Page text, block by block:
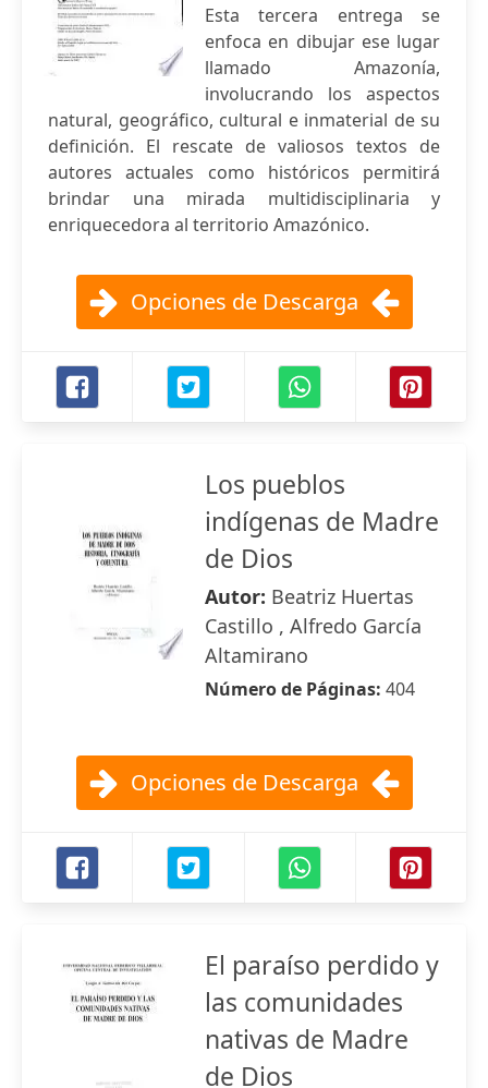
Esta tercera entrega se
enfoca en dibujar ese lugar
llamado Amazonía,
involucrando los aspectos
natural, geográfico, cultural e inmaterial de su
definición. El rescate de valiosos textos de
autores actuales como históricos permitirá
brindar una mirada multidisciplinaria y
enriquecedora al territorio Amazónico.
Opciones de Descarga
Los pueblos
indígenas de Madre
de Dios
Autor: Beatriz Huertas
Castillo , Alfredo García
Altamirano
Número de Páginas: 404
Opciones de Descarga
El paraíso perdido y
las comunidades
nativas de Madre
de Dios